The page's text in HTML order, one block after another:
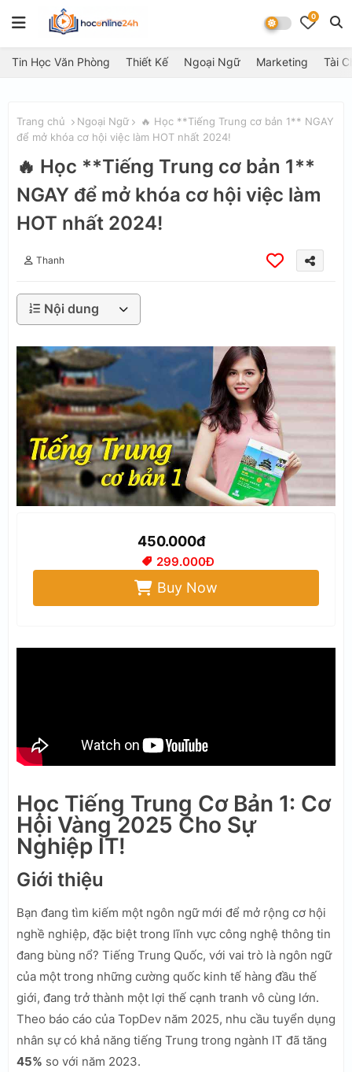
0
Tin Học Văn Phòng Thiết Kế Ngoại Ngữ Marketing Tài
Trang chủ Ngoại Ngữ
🔥 Học **Tiếng Trung cơ bản 1** NGAY
để mở khóa cơ hội việc làm HOT nhất 2024!
🔥 Học **Tiếng Trung cơ bản 1**
NGAY để mở khóa cơ hội việc làm
HOT nhất 2024!
Thanh
Nội dung
450.000đ
299.000Đ
Buy Now
Học Tiếng Trung Cơ Bản 1: Cơ
Hội Vàng 2025 Cho Sự
Nghiệp IT!
Giới thiệu
Bạn đang tìm kiếm một ngôn ngữ mới để mở rộng cơ hội
nghề nghiệp, đặc biệt trong lĩnh vực công nghệ thông tin
đang bùng nổ? Tiếng Trung Quốc, với vai trò là ngôn ngữ
của một trong những cường quốc kinh tế hàng đầu thế
giới, đang trở thành một lợi thế cạnh tranh vô cùng lớn.
Theo báo cáo của TopDev năm 2025, nhu cầu tuyển dụng
nhân sự có khả năng tiếng Trung trong ngành IT đã tăng
45% so với năm 2023.